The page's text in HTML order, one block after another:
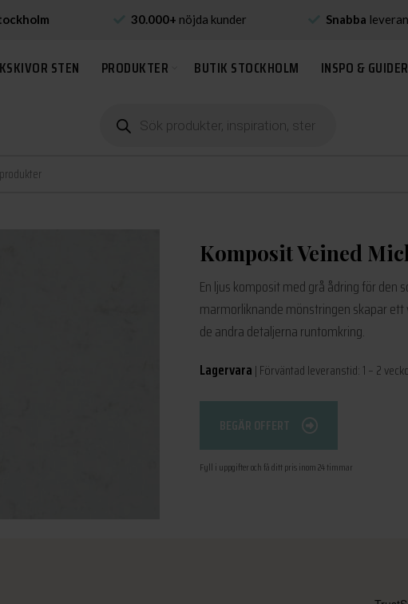
STEN PRODUKTER BUTIK STOCKHOLM INSPO & GUIDER
Komposit Veined
En ljus komposit med grå ådring för den
marmorliknande mönstringen skapar
de andra detaljerna runtomkring.
Lagervara | Förväntad leveranstid: 1 – 2
BEGÄR OFFERT
Fyll i uppgifter och få ditt pris inom 24 timmar
30.000+ nöjda kunder Snabba